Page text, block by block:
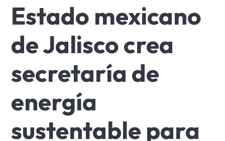
Estado mexicano
de Jalisco crea
secretaría de
energía
sustentable para